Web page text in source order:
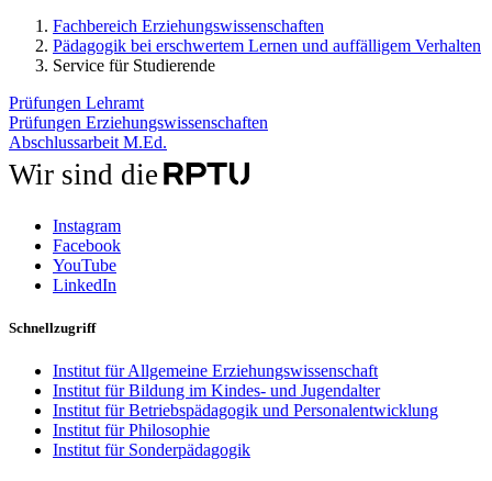
Fachbereich Erziehungswissenschaften
Pädagogik bei erschwertem Lernen und auffälligem Verhalten
Service für Studierende
Prüfungen Lehramt
Prüfungen Erziehungswissenschaften
Abschlussarbeit M.Ed.
Wir sind die
Instagram
Facebook
YouTube
LinkedIn
Schnellzugriff
Institut für Allgemeine Erziehungswissenschaft
Institut für Bildung im Kindes- und Jugendalter
Institut für Betriebspädagogik und Personalentwicklung
Institut für Philosophie
Institut für Sonderpädagogik